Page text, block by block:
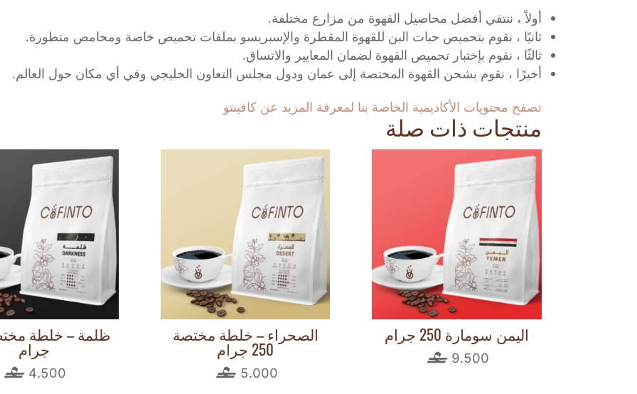
أولاً ، ننتقي أفضل محاصيل القهوة من مزارع مختلفة.
ثانيًا ، نقوم بتحميص حبات البن للقهوة المقطرة والإسبريسو بملفات تحميص خاصة ومحامص متطورة.
ثالثًا ، نقوم بإختبار تحميص القهوة لضمان المعايير والاتساق.
أخيرًا ، نقوم بشحن القهوة المختصة إلى عمان ودول مجلس التعاون الخليجي وفي أي مكان حول العالم.
تصفح محتويات الأكاديمية الخاصة بنا لمعرفة المزيد عن كافينتو
منتجات ذات صلة
اليمن سومارة 250 جرام
9.500
الصحراء – خلطة مختصة
250 جرام
5.000
جرام
4.500